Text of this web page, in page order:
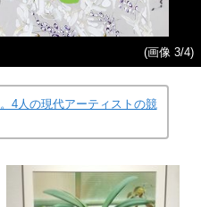
(画像 3/4)
4人の現代アーティストの競